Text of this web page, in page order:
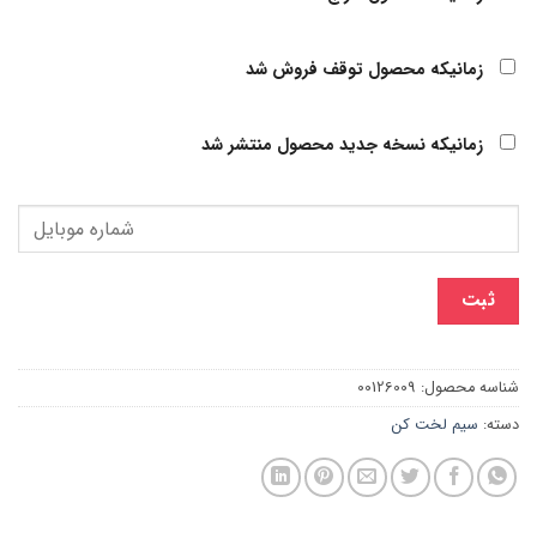
زمانیکه محصول توقف فروش شد
زمانیکه نسخه جدید محصول منتشر شد
ثبت
شناسه محصول: 00126009
دسته: سیم لخت کن